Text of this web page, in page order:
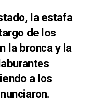
la estafa
de los
la bronca y la
a los